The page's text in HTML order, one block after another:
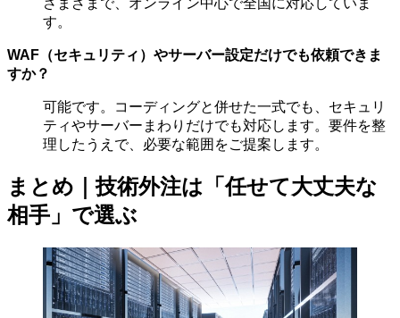
す。
WAF（セキュリティ）やサーバー設定だけでも依頼できま
すか？
可能です。コーディングと併せた一式でも、セキュリ
ティやサーバーまわりだけでも対応します。要件を整
理したうえで、必要な範囲をご提案します。
まとめ｜技術外注は「任せて大丈夫な
相手」で選ぶ